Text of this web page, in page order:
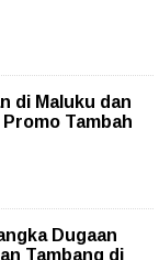
di Maluku dan
Tambah
Dugaan
Tambang di